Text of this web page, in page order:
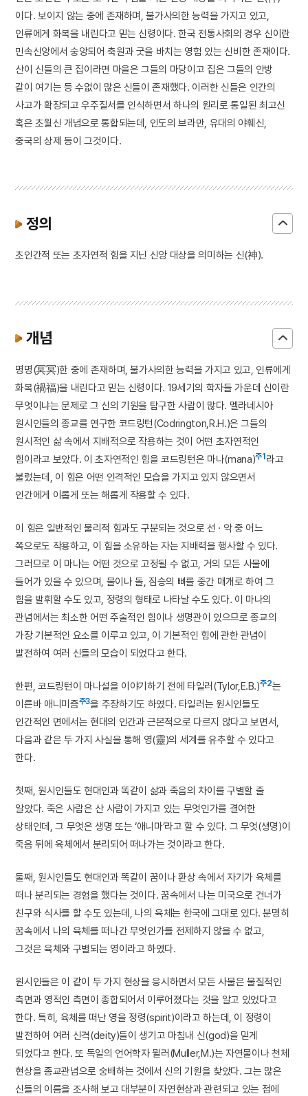
이다. 보이지 않는 중에 존재하며, 불가사의한 능력을 가지고 있고,
인류에게 화복을 내린다고 믿는 신령이다. 한국 전통사회의 경우 신이란
민속신앙에서 숭앙되어 축원과 굿을 바치는 영험 있는 신비한 존재이다.
산이 신들의 큰 집이라면 마을은 그들의 마당이고 집은 그들의 안방
같이 여기는 등 수없이 많은 신들이 존재했다. 이러한 신들은 인간의
사고가 확장되고 우주질서를 인식하면서 하나의 원리로 통일된 최고신
혹은 초월신 개념으로 통합되는데, 인도의 브라만, 유대의 야훼신,
중국의 상제 등이 그것이다.
정의
초인간적 또는 초자연적 힘을 지닌 신앙 대상을 의미하는 신(神).
개념
명명(冥冥)한 중에 존재하며, 불가사의한 능력을 가지고 있고, 인류에게
화복(禍福)을 내린다고 믿는 신령이다. 19세기의 학자들 가운데 신이란
무엇이냐는 문제로 그 신의 기원을 탐구한 사람이 많다. 멜라네시아
원시인들의 종교를 연구한 코드링턴(Codrington,R.H.)은 그들의
원시적인 삶 속에서 지배적으로 작용하는 것이 어떤 초자연적인
힘이라고 보았다. 이 초자연적인 힘을 코드링턴은 마나(mana)주1 라고
불렀는데, 이 힘은 어떤 인격적인 모습을 가지고 있지 않으면서
인간에게 이롭게 또는 해롭게 작용할 수 있다.
이 힘은 일반적인 물리적 힘과도 구분되는 것으로 선 · 악 중 어느
쪽으로도 작용하고, 이 힘을 소유하는 자는 지배력을 행사할 수 있다.
그러므로 이 마나는 어떤 것으로 고정될 수 없고, 거의 모든 사물에
들어가 있을 수 있으며, 물이나 돌, 짐승의 뼈를 중간 매개로 하여 그
힘을 발휘할 수도 있고, 정령의 형태로 나타날 수도 있다. 이 마나의
관념에서는 최소한 어떤 주술적인 힘이나 생명관이 있으므로 종교의
가장 기본적인 요소를 이루고 있고, 이 기본적인 힘에 관한 관념이
발전하여 여러 신들의 모습이 되었다고 한다.
한편, 코드링턴이 마나설을 이야기하기 전에 타일러(Tylor,E.B.)주2는
이른바 애니미즘주3을 주장하기도 하였다. 타일러는 원시인들도
인간적인 면에서는 현대의 인간과 근본적으로 다르지 않다고 보면서,
다음과 같은 두 가지 사실을 통해 영(靈)의 세계를 유추할 수 있다고
한다.
첫째, 원시인들도 현대인과 똑같이 삶과 죽음의 차이를 구별할 줄
알았다. 죽은 사람은 산 사람이 가지고 있는 무엇인가를 결여한
상태인데, 그 무엇은 생명 또는 ‘애니마’라고 할 수 있다. 그 무엇(생명)이
죽음 뒤에 육체에서 분리되어 떠나가는 것이라고 한다.
둘째, 원시인들도 현대인과 똑같이 꿈이나 환상 속에서 자기가 육체를
떠나 분리되는 경험을 했다는 것이다. 꿈속에서 나는 미국으로 건너가
친구와 식사를 할 수도 있는데, 나의 육체는 한국에 그대로 있다. 분명히
꿈속에서 나의 육체를 떠나간 무엇인가를 전제하지 않을 수 없고,
그것은 육체와 구별되는 영이라고 하였다.
원시인들은 이 같이 두 가지 현상을 응시하면서 모든 사물은 물질적인
측면과 영적인 측면이 종합되어서 이루어졌다는 것을 알고 있었다고
한다. 특히, 육체를 떠난 영을 정령(spirit)이라고 하는데, 이 정령이
발전하여 여러 신격(deity)들이 생기고 마침내 신(god)을 믿게
되었다고 한다. 또 독일의 언어학자 뮐러(Muller,M.)는 자연물이나 천체
현상을 종교관념으로 숭배하는 것에서 신의 기원을 찾았다. 그는 많은
신들의 이름을 조사해 보고 대부분이 자연현상과 관련되고 있는 점에